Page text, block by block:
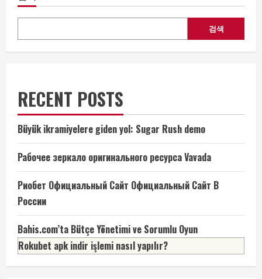
검색
RECENT POSTS
Büyük ikramiyelere giden yol: Sugar Rush demo
Рабочее зеркало оригинального ресурса Vavada
Риобет Официальный Сайт Официальный Сайт В
России
Bahis.com’ta Bütçe Yönetimi ve Sorumlu Oyun
Rokubet apk indir işlemi nasıl yapılır?